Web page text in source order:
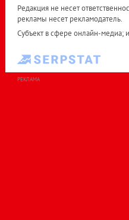
Редакция не несет
рекламы несет рекламодатель.
Субъект в сфере онлайн-медиа;
РЕКЛАМА